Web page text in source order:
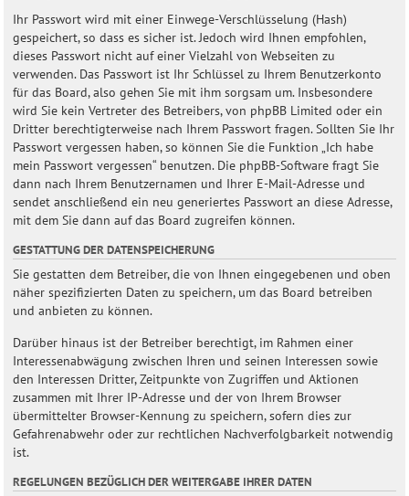
Ihr Passwort wird mit einer Einwege-Verschlüsselung (Hash)
gespeichert, so dass es sicher ist. Jedoch wird Ihnen empfohlen,
dieses Passwort nicht auf einer Vielzahl von Webseiten zu
verwenden. Das Passwort ist Ihr Schlüssel zu Ihrem Benutzerkonto
für das Board, also gehen Sie mit ihm sorgsam um. Insbesondere
wird Sie kein Vertreter des Betreibers, von phpBB Limited oder ein
Dritter berechtigterweise nach Ihrem Passwort fragen. Sollten Sie Ihr
Passwort vergessen haben, so können Sie die Funktion „Ich habe
mein Passwort vergessen“ benutzen. Die phpBB-Software fragt Sie
dann nach Ihrem Benutzernamen und Ihrer E-Mail-Adresse und
sendet anschließend ein neu generiertes Passwort an diese Adresse,
mit dem Sie dann auf das Board zugreifen können.
GESTATTUNG DER DATENSPEICHERUNG
Sie gestatten dem Betreiber, die von Ihnen eingegebenen und oben
näher spezifizierten Daten zu speichern, um das Board betreiben
und anbieten zu können.
Darüber hinaus ist der Betreiber berechtigt, im Rahmen einer
Interessenabwägung zwischen Ihren und seinen Interessen sowie
den Interessen Dritter, Zeitpunkte von Zugriffen und Aktionen
zusammen mit Ihrer IP-Adresse und der von Ihrem Browser
übermittelter Browser-Kennung zu speichern, sofern dies zur
Gefahrenabwehr oder zur rechtlichen Nachverfolgbarkeit notwendig
ist.
REGELUNGEN BEZÜGLICH DER WEITERGABE IHRER DATEN